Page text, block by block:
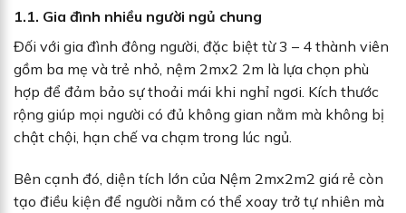
1.1. Gia đình nhiều người ngủ chung
Đối với gia đình đông người, đặc biệt từ 3 – 4 thành viên
gồm ba mẹ và trẻ nhỏ, nệm 2mx2 2m là lựa chọn phù
hợp để đảm bảo sự thoải mái khi nghỉ ngơi. Kích thước
rộng giúp mọi người có đủ không gian nằm mà không bị
chật chội, hạn chế va chạm trong lúc ngủ.
Bên cạnh đó, diện tích lớn của Nệm 2mx2m2 giá rẻ còn
tạo điều kiện để người nằm có thể xoay trở tự nhiên mà